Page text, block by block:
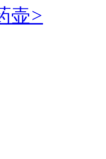
壶>